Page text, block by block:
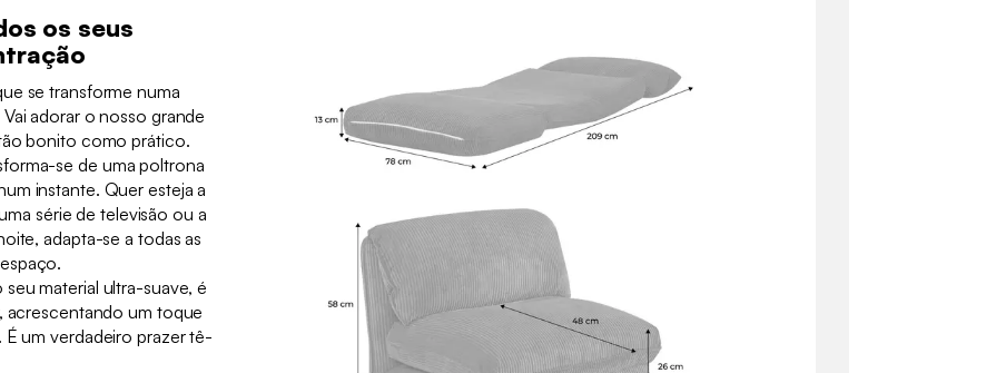
os seus
se transforme numa
adorar o nosso grande
bonito como prático.
se de uma poltrona
instante. Quer esteja a
série de televisão ou a
adapta-se a todas as
material ultra-suave, é
acrescentando um toque
um verdadeiro prazer tê-